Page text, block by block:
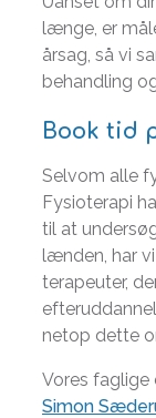
længe, er
årsag, så vi
behandling
Book tid
Selvom alle
Fysioterapi
til at
lænden, har vi
terapeuter,
netop dette
Vores
Simon